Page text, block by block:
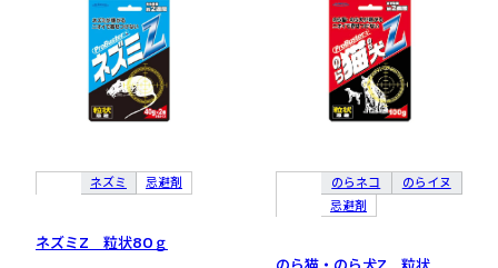
ネズミ 忌避剤
ネズミZ 粒状80ｇ
のらネコ
のらイヌ
忌避剤